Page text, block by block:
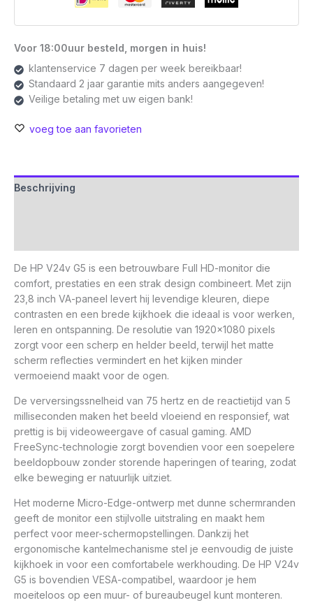
Voor 18:00uur besteld, morgen in huis!
klantenservice 7 dagen per week bereikbaar!
Standaard 2 jaar garantie mits anders aangegeven!
Veilige betaling met uw eigen bank!
voeg toe aan favorieten
Beschrijving
De HP V24v G5 is een betrouwbare Full HD-monitor die
comfort, prestaties en een strak design combineert. Met zijn
23,8 inch VA-paneel levert hij levendige kleuren, diepe
contrasten en een brede kijkhoek die ideaal is voor werken,
leren en ontspanning. De resolutie van 1920×1080 pixels
zorgt voor een scherp en helder beeld, terwijl het matte
scherm reflecties vermindert en het kijken minder
vermoeiend maakt voor de ogen.
De verversingssnelheid van 75 hertz en de reactietijd van 5
milliseconden maken het beeld vloeiend en responsief, wat
prettig is bij videoweergave of casual gaming. AMD
FreeSync-technologie zorgt bovendien voor een soepelere
beeldopbouw zonder storende haperingen of tearing, zodat
elke beweging er natuurlijk uitziet.
Het moderne Micro-Edge-ontwerp met dunne schermranden
geeft de monitor een stijlvolle uitstraling en maakt hem
perfect voor meer-schermopstellingen. Dankzij het
ergonomische kantelmechanisme stel je eenvoudig de juiste
kijkhoek in voor een comfortabele werkhouding. De HP V24v
G5 is bovendien VESA-compatibel, waardoor je hem
moeiteloos op een muur- of bureaubeugel kunt monteren.